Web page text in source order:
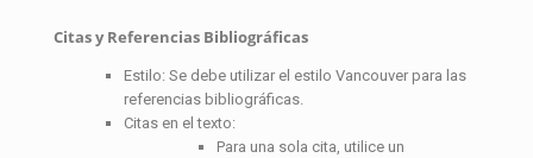
Citas y Referencias Bibliográficas
Estilo: Se debe utilizar el estilo Vancouver para las
referencias bibliográficas.
Citas en el texto:
Para una sola cita, utilice un